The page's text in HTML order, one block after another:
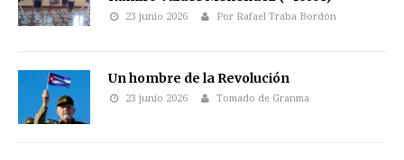
23 junio 2026 Por Rafael Traba Bordón
Un hombre de la Revolución
23 junio 2026 Tomado de Granma